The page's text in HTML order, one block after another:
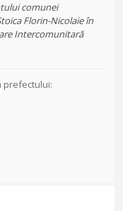
comunei
Florin-Nicolaie în
Intercomunitară
prefectului: